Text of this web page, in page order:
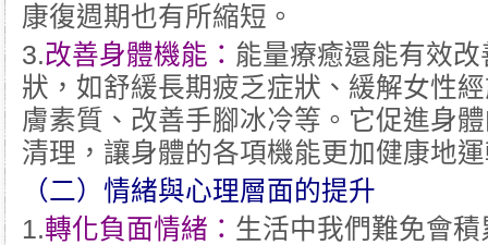
康復週期也有所縮短。
3.改善身體機能： 能量療癒還能有效
狀，如舒緩長期疲乏症狀、緩解女性
膚素質、改善手腳冰冷等。它促進身
清理，讓身體的各項機能更加健康地
（二）情緒與心理層面的提升
1.轉化負面情緒： 生活中我們難免會